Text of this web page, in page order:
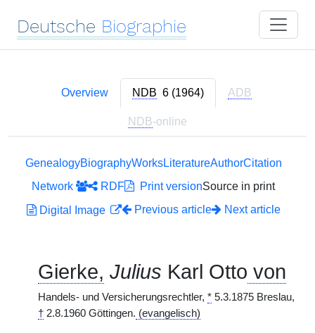
Deutsche Biographie
Overview NDB 6 (1964) ADB
NDB-online
GenealogyBiographyWorksLiteratureAuthorCitation
Network
RDF Print versionSource in print
Digital Image
Previous article Next article
Gierke, Julius Karl Otto von
Handels- und Versicherungsrechtler, * 5.3.1875 Breslau,
† 2.8.1960 Göttingen. (evangelisch)